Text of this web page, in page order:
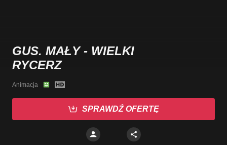
GUS. MAŁY - WIELKI
RYCERZ
Animacja
SPRAWDŹ OFERTĘ